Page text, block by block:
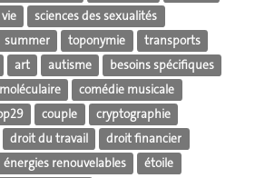
sciences des sexualités
summer toponymie
transports
art autisme
besoins spécifiques
comédie musicale
couple
cryptographie
droit du travail
droit financier
énergies renouvelables
étoile